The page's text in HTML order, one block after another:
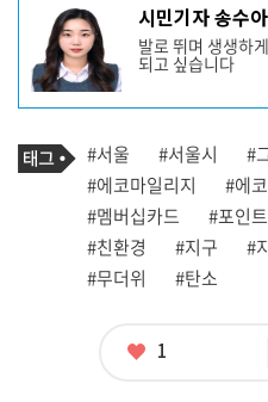
작
성
자
프
필
시민기자 송수아
발로 뛰며 생생하
되고 싶습니다
기
사
관
련
태
그
태
그
#서울 #서울시 #
#에코마일리지
#에
#멤버십카드
#포인트
#친환경
#지구 #
#무더위
#탄소
좋1